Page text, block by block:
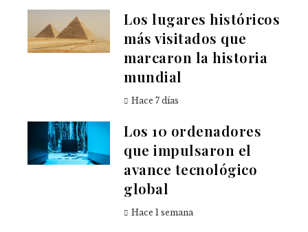
Los lugares históricos
más visitados que
marcaron la historia
mundial
Hace 7 días
Los 10 ordenadores
que impulsaron el
avance tecnológico
global
Hace 1 semana